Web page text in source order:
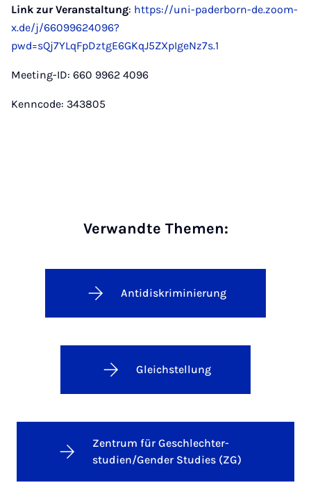
Link zur Veranstaltung: https://uni-paderborn-de.zoom-
x.de/j/66099624096?
pwd=sQj7YLqFpDztgE6GKqJ5ZXpIgeNz7s.1
Meeting-ID: 660 9962 4096
Kenncode: 343805
Verwandte Themen:
Antidiskriminierung
Gleichstellung
Zentrum für Geschlechter-
studien/Gender Studies (ZG)